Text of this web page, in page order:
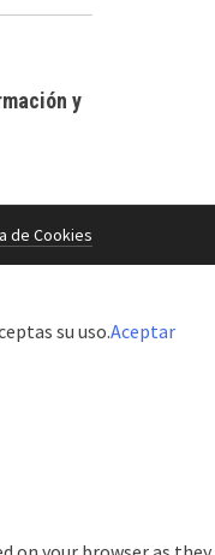
y
de Cookies
su uso.Aceptar